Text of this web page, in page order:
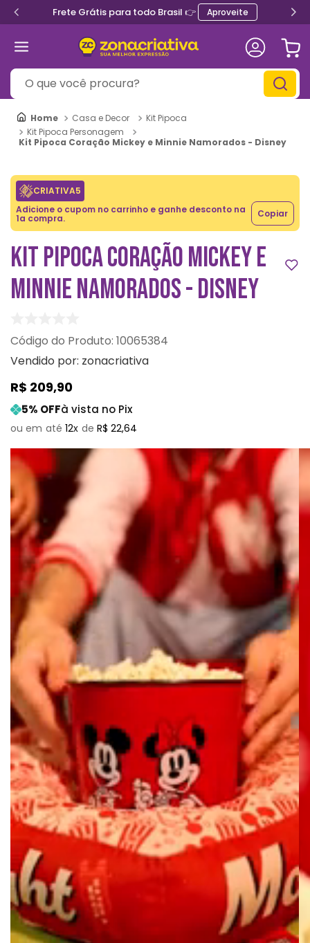
Frete Grátis para todo Brasil 👉 Aproveite
O que você procura?
Casa e Decor
Kit Pipoca
Kit Pipoca Personagem
Kit Pipoca Coração Mickey e Minnie Namorados - Disney
CRIATIVA5
Adicione o cupom no carrinho e ganhe desconto na
1a compra. Copiar
KIT PIPOCA CORAÇÃO MICKEY E
MINNIE NAMORADOS - DISNEY
: 10065384
Vendido por: zonacriativa
R$ 209,90
5% OFFà vista no Pix
12 R$ 22,64